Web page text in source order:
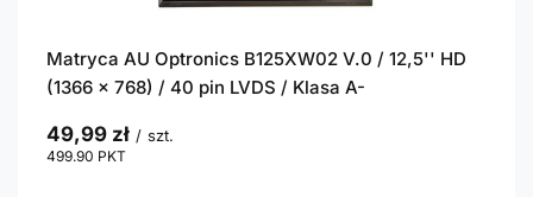
Matryca AU Optronics B125XW02 V.0 / 12,5'' HD
(1366 x 768) / 40 pin LVDS / Klasa A-
49,99 zł / szt.
499.90 PKT